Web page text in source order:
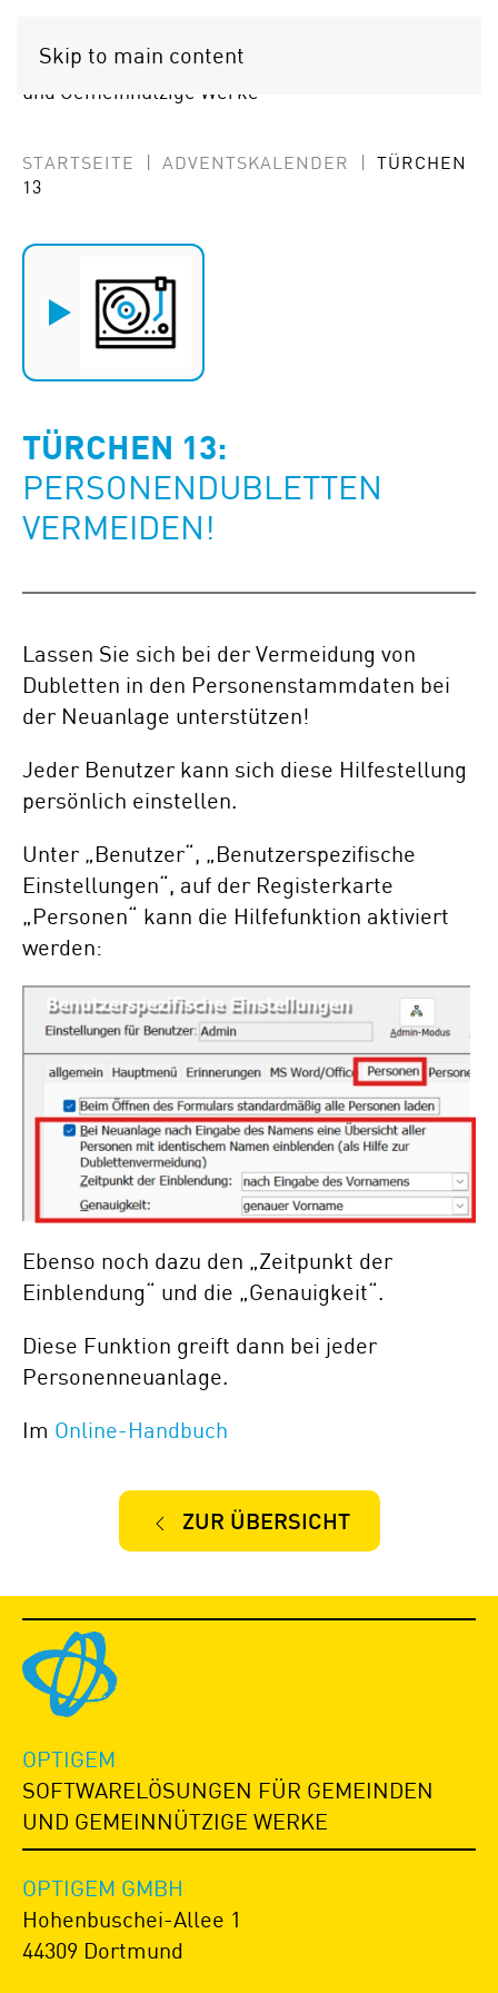
Skip to main content
Softwarelösungen für Gemeinden
und Gemeinnützige Werke
STARTSEITE ADVENTSKALENDER
TÜRCHEN
13
TÜRCHEN 13:
PERSONENDUBLETTEN
VERMEIDEN!
Lassen Sie sich bei der Vermeidung von
Dubletten in den Personenstammdaten bei
der Neuanlage unterstützen!
Jeder Benutzer kann sich diese Hilfestellung
persönlich einstellen.
Unter „Benutzer“, „Benutzerspezifische
Einstellungen“, auf der Registerkarte
„Personen“ kann die Hilfefunktion aktiviert
werden:
Ebenso noch dazu den „Zeitpunkt der
Einblendung“ und die „Genauigkeit“.
Diese Funktion greift dann bei jeder
Personenneuanlage.
Im Online-Handbuch
ZUR ÜBERSICHT
OPTIGEM
SOFTWARELÖSUNGEN FÜR GEMEINDEN
UND GEMEINNÜTZIGE WERKE
OPTIGEM GMBH
Hohenbuschei-Allee 1
44309 Dortmund